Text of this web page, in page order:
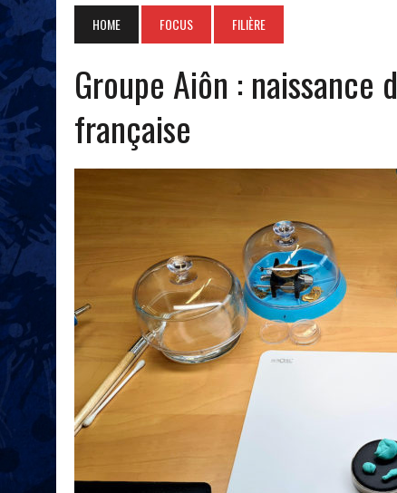
HOME FOCUS FILIÈRE
Groupe Aiôn : naissance
française